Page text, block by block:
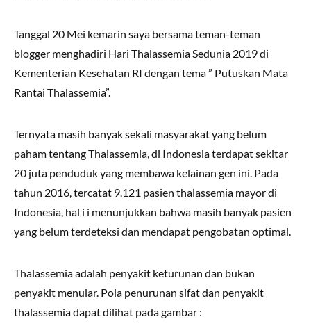
Tanggal 20 Mei kemarin saya bersama teman-teman
blogger menghadiri Hari Thalassemia Sedunia 2019 di
Kementerian Kesehatan RI dengan tema ” Putuskan Mata
Rantai Thalassemia”.
Ternyata masih banyak sekali masyarakat yang belum
paham tentang Thalassemia, di Indonesia terdapat sekitar
20 juta penduduk yang membawa kelainan gen ini. Pada
tahun 2016, tercatat 9.121 pasien thalassemia mayor di
Indonesia, hal i i menunjukkan bahwa masih banyak pasien
yang belum terdeteksi dan mendapat pengobatan optimal.
Thalassemia adalah penyakit keturunan dan bukan
penyakit menular. Pola penurunan sifat dan penyakit
thalassemia dapat dilihat pada gambar :